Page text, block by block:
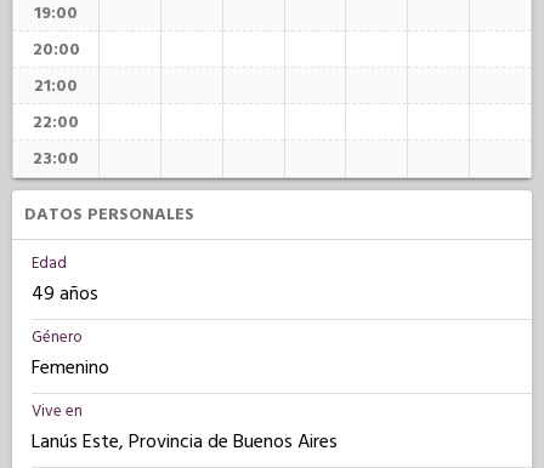
19:00
20:00
21:00
22:00
23:00
DATOS PERSONALES
Edad
49 años
Género
Femenino
Vive en
Lanús Este, Provincia de Buenos Aires